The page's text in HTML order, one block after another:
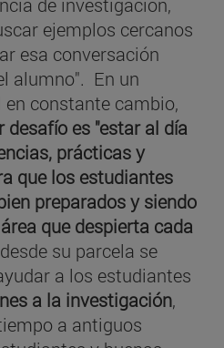
ejemplos cercanos
esa conversación
alumno". En un
constante cambio,
desafío es "estar al día
prácticas y
que los estudiantes
preparados y siendo
que despierta cada
su parcela se
a los estudiantes
a la investigación,
a antiguos